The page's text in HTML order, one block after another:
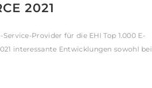
2021
Provider für die EHI Top 1.000 E-
interessante Entwicklungen sowohl bei